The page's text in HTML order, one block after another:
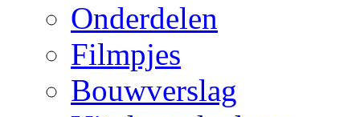
Onderdelen
Filmpjes
Bouwverslag